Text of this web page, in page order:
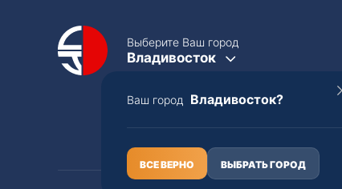
Выберите Ваш город
Владивосток
Ваш город Владивосток?
ВСЕ ВЕРНО ВЫБРАТЬ ГОРОД